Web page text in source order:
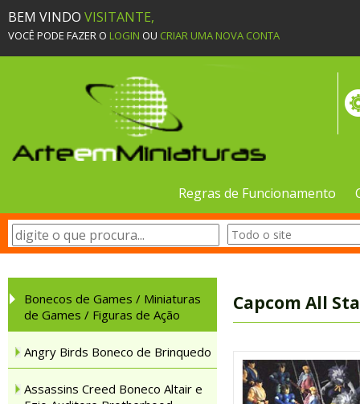
BEM VINDO VISITANTE,
VOCÊ PODE FAZER O LOGIN OU CRIAR UMA NOVA CONTA
Regras de Funcionamento
Bonecos de Games / Miniaturas
de Games / Figuras de Ação
Angry Birds Boneco de Brinquedo
Assassins Creed Boneco Altair e
Capcom All